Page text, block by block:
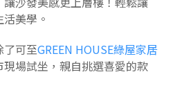
美學。
了可至GREEN HOUSE綠屋家居
場試坐，親自挑選喜愛的款